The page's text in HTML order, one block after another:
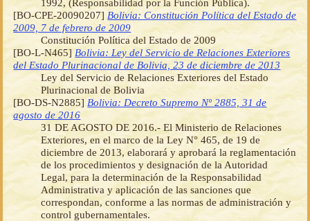
[BO-CPE-20090207] Bolivia: Constitución Política del Estado de
2009, 7 de febrero de 2009
Constitución Política del Estado de 2009
[BO-L-N465] Bolivia: Ley del Servicio de Relaciones Exteriores
del Estado Plurinacional de Bolivia, 23 de diciembre de 2013
Ley del Servicio de Relaciones Exteriores del Estado
Plurinacional de Bolivia
[BO-DS-N2885] Bolivia: Decreto Supremo Nº 2885, 31 de
agosto de 2016
31 DE AGOSTO DE 2016.- El Ministerio de Relaciones
Exteriores, en el marco de la Ley N° 465, de 19 de
diciembre de 2013, elaborará y aprobará la reglamentación
de los procedimientos y designación de la Autoridad
Legal, para la determinación de la Responsabilidad
Administrativa y aplicación de las sanciones que
correspondan, conforme a las normas de administración y
control gubernamentales.